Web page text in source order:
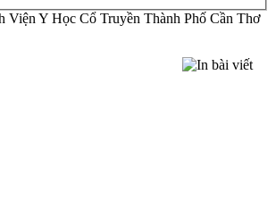
Viện Y Học Cổ Truyền Thành Phố Cần Thơ